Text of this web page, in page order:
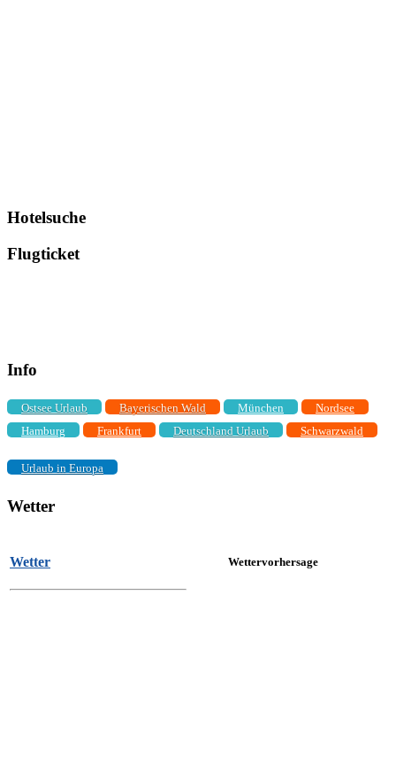
Hotelsuche
Flugticket
Info
Ostsee Urlaub Bayerischen Wald München
Nordsee
Hamburg
Frankfurt Deutschland Urlaub Schwarzwald
Urlaub in Europa
Wetter
Wetter Wettervorhersage